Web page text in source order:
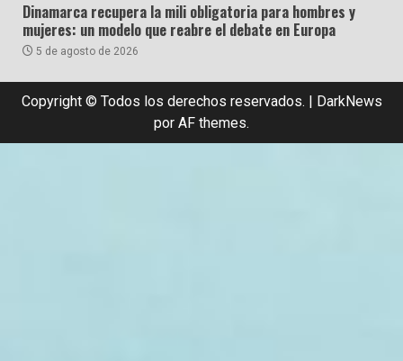
Dinamarca recupera la mili obligatoria para hombres y
mujeres: un modelo que reabre el debate en Europa
5 de agosto de 2026
Copyright © Todos los derechos reservados. | DarkNews
por AF themes.